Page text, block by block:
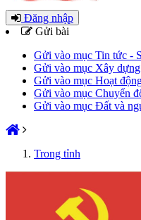
Đăng nhập
Gửi bài
Gửi vào mục Tin tức -
Gửi vào mục Xây
Gửi vào mục Hoạt
Gửi vào mục Chuyển
Gửi vào mục Đất và
Trong tỉnh